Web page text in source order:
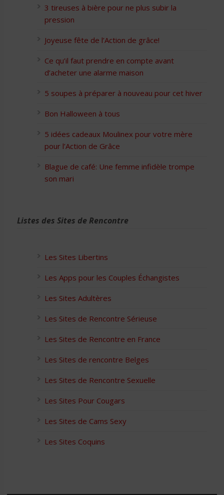
3 tireuses à bière pour ne plus subir la
pression
Joyeuse fête de l’Action de grâce!
Ce qu’il faut prendre en compte avant
d’acheter une alarme maison
5 soupes à préparer à nouveau pour cet hiver
Bon Halloween à tous
5 idées cadeaux Moulinex pour votre mère
pour l’Action de Grâce
Blague de café: Une femme infidèle trompe
son mari
Listes des Sites de Rencontre
Les Sites Libertins
Les Apps pour les Couples Échangistes
Les Sites Adultères
Les Sites de Rencontre Sérieuse
Les Sites de Rencontre en France
Les Sites de rencontre Belges
Les Sites de Rencontre Sexuelle
Les Sites Pour Cougars
Les Sites de Cams Sexy
Les Sites Coquins